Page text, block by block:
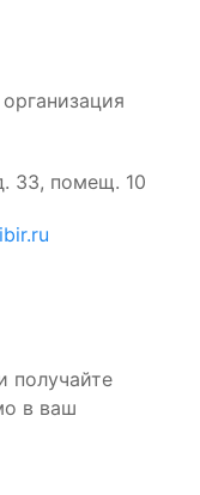
33, помещ. 10
получайте
в ваш